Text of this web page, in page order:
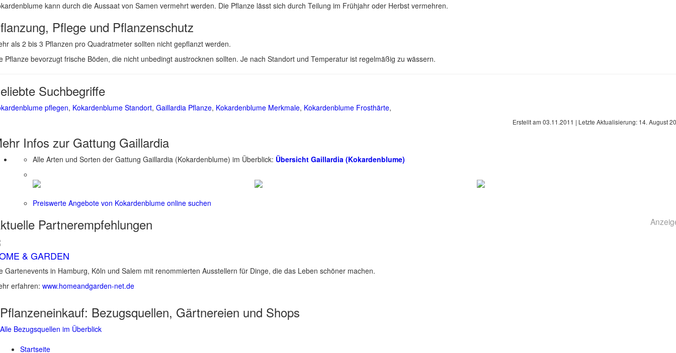
kann durch die Aussaat von Samen vermehrt werden. Die Pflanze lässt sich durch Teilung im Frühjahr oder Herbst vermehren.
Pflege und Pflanzenschutz
als 2 bis 3 Pflanzen pro Quadratmeter sollten nicht gepflanzt werden.
Pflanze bevorzugt frische Böden, die nicht unbedingt austrocknen sollten. Je nach Standort und Temperatur ist regelmäßig zu wässern.
Suchbegriffe
pflegen, Kokardenblume Standort, Gaillardia Pflanze, Kokardenblume Merkmale, Kokardenblume Frosthärte,
Erstellt am 03.11.2011 | Letzte Aktualisierung: 14. August
Infos zur Gattung Gaillardia
Alle Arten und Sorten der Gattung Gaillardia (Kokardenblume) im Überblick: Übersicht Gaillardia (Kokardenblume)
Preiswerte Angebote von Kokardenblume online suchen
Partnerempfehlungen
& GARDEN
Gartenevents in Hamburg, Köln und Salem mit renommierten Ausstellern für Dinge, die das Leben schöner machen.
erfahren: www.homeandgarden-net.de
Pflanzeneinkauf: Bezugsquellen, Gärtnereien und Shops
Alle Bezugsquellen im Überblick
Startseite